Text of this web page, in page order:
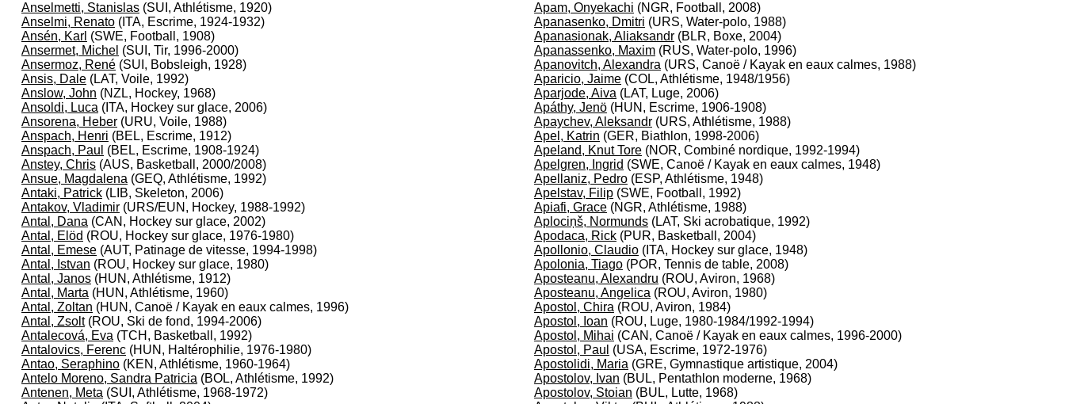
Anselmetti, Stanislas (SUI, Athlétisme, 1920)
Anselmi, Renato (ITA, Escrime, 1924-1932)
Ansén, Karl (SWE, Football, 1908)
Ansermet, Michel (SUI, Tir, 1996-2000)
Ansermoz, René (SUI, Bobsleigh, 1928)
Ansis, Dale (LAT, Voile, 1992)
Anslow, John (NZL, Hockey, 1968)
Ansoldi, Luca (ITA, Hockey sur glace, 2006)
Ansorena, Heber (URU, Voile, 1988)
Anspach, Henri (BEL, Escrime, 1912)
Anspach, Paul (BEL, Escrime, 1908-1924)
Anstey, Chris (AUS, Basketball, 2000/2008)
Ansue, Magdalena (GEQ, Athlétisme, 1992)
Antaki, Patrick (LIB, Skeleton, 2006)
Antakov, Vladimir (URS/EUN, Hockey, 1988-1992)
Antal, Dana (CAN, Hockey sur glace, 2002)
Antal, Elöd (ROU, Hockey sur glace, 1976-1980)
Antal, Emese (AUT, Patinage de vitesse, 1994-1998)
Antal, Istvan (ROU, Hockey sur glace, 1980)
Antal, Janos (HUN, Athlétisme, 1912)
Antal, Marta (HUN, Athlétisme, 1960)
Antal, Zoltan (HUN, Canoë / Kayak en eaux calmes, 1996)
Antal, Zsolt(ROU, Ski de fond, 1994-2006)
Antalecová, Eva (TCH, Basketball, 1992)
Antalovics, Ferenc (HUN, Haltérophilie, 1976-1980)
Antao, Seraphino (KEN, Athlétisme, 1960-1964)
Antelo Moreno, Sandra Patricia (BOL, Athlétisme, 1992)
Antenen, Meta (SUI, Athlétisme, 1968-1972)
Apam, Onyekachi (NGR, Football, 2008)
Apanasenko, Dmitri (URS, Water-polo, 1988)
Apanasionak, Aliaksandr (BLR, Boxe, 2004)
Apanassenko, Maxim (RUS, Water-polo, 1996)
Apanovitch, Alexandra (URS, Canoë / Kayak en eaux calmes, 1988)
Aparicio, Jaime (COL, Athlétisme, 1948/1956)
Aparjode, Aiva (LAT, Luge, 2006)
Apáthy, Jenö (HUN, Escrime, 1906-1908)
Apaychev, Aleksandr (URS, Athlétisme, 1988)
Apel, Katrin (GER, Biathlon, 1998-2006)
Apeland, Knut Tore (NOR, Combiné nordique, 1992-1994)
Apelgren, Ingrid (SWE, Canoë / Kayak en eaux calmes, 1948)
Apellaniz, Pedro (ESP, Athlétisme, 1948)
Apelstav, Filip (SWE, Football, 1992)
Apiafi, Grace (NGR, Athlétisme, 1988)
Aplociņš, Normunds (LAT, Ski acrobatique, 1992)
Apodaca, Rick (PUR, Basketball, 2004)
Apollonio, Claudio (ITA, Hockey sur glace, 1948)
Apolonia, Tiago (POR, Tennis de table, 2008)
Aposteanu, Alexandru (ROU, Aviron, 1968)
Aposteanu, Angelica (ROU, Aviron, 1980)
Apostol, Chira (ROU, Aviron, 1984)
Apostol, Ioan (ROU, Luge, 1980-1984/1992-1994)
Apostol, Mihai (CAN, Canoë / Kayak en eaux calmes, 1996-2000)
Apostol, Paul (USA, Escrime, 1972-1976)
Apostolidi, Maria (GRE, Gymnastique artistique, 2004)
Apostolov, Ivan (BUL, Pentathlon moderne, 1968)
Apostolov, Stoian (BUL, Lutte, 1968)